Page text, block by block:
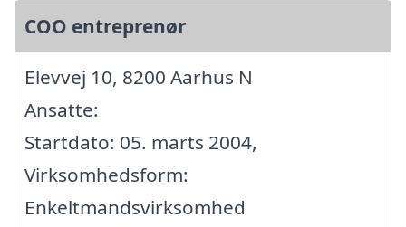
COO entreprenør
Elevvej 10, 8200 Aarhus N
Ansatte:
Startdato: 05. marts 2004,
Virksomhedsform:
Enkeltmandsvirksomhed